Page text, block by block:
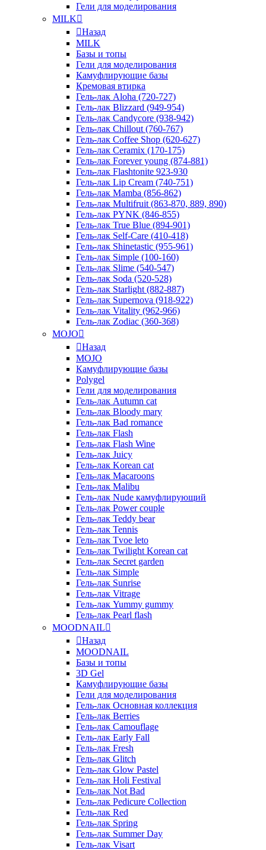
Гели для моделирования
MILK
Назад
MILK
Базы и топы
Гели для моделирования
Камуфлирующие базы
Кремовая втирка
Гель-лак Aloha (720-727)
Гель-лак Blizzard (949-954)
Гель-лак Candycore (938-942)
Гель-лак Chillout (760-767)
Гель-лак Coffee Shop (620-627)
Гель-лак Ceramix (170-175)
Гель-лак Forever young (874-881)
Гель-лак Flashtonite 923-930
Гель-лак Lip Cream (740-751)
Гель-лак Mamba (856-862)
Гель-лак Multifruit (863-870, 889, 890)
Гель-лак PYNK (846-855)
Гель-лак True Blue (894-901)
Гель-лак Self-Care (410-418)
Гель-лак Shinetastic (955-961)
Гель-лак Simple (100-160)
Гель-лак Slime (540-547)
Гель-лак Soda (520-528)
Гель-лак Starlight (882-887)
Гель-лак Supernova (918-922)
Гель-лак Vitality (962-966)
Гель-лак Zodiac (360-368)
MOJO
Назад
MOJO
Камуфлирующие базы
Polygel
Гели для моделирования
Гель-лак Autumn cat
Гель-лак Bloody mary
Гель-лак Bad romance
Гель-лак Flash
Гель-лак Flash Wine
Гель-лак Juicy
Гель-лак Korean cat
Гель-лак Macaroons
Гель-лак Malibu
Гель-лак Nude камуфлирующий
Гель-лак Power couple
Гель-лак Teddy bear
Гель-лак Tennis
Гель-лак Tvoe leto
Гель-лак Twilight Korean cat
Гель-лак Secret garden
Гель-лак Simple
Гель-лак Sunrise
Гель-лак Vitrage
Гель-лак Yummy gummy
Гель-лак Pearl flash
MOODNAIL
Назад
MOODNAIL
Базы и топы
3D Gel
Камуфлирующие базы
Гели для моделирования
Гель-лак Основная коллекция
Гель-лак Berries
Гель-лак Camouflage
Гель-лак Early Fall
Гель-лак Fresh
Гель-лак Glitch
Гель-лак Glow Pastel
Гель-лак Holi Festival
Гель-лак Not Bad
Гель-лак Pedicure Collection
Гель-лак Red
Гель-лак Spring
Гель-лак Summer Day
Гель-лак Visart